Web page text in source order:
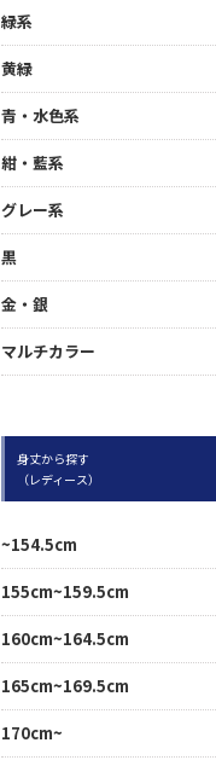
緑系
黄緑
青・水色系
紺・藍系
グレー系
黒
金・銀
マルチカラー
身丈から探す
（レディース）
~154.5cm
155cm~159.5cm
160cm~164.5cm
165cm~169.5cm
170cm~